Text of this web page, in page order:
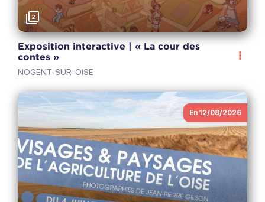
2
Exposition interactive | « La cour des
contes »
NOGENT-SUR-OISE
En 12/08/2026